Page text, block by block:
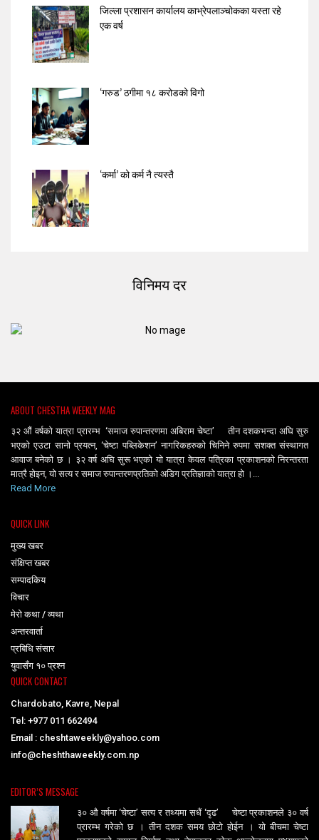
जिल्ला प्रशासन कार्यालय काभ्रेपलाञ्चोकका यस्ता रहे
एक वर्ष
‘गरुड’ ठगीमा १८ करोडको विगो
‘कर्मा’ को कर्म नै त्यस्तै
विनिमय दर
ABOUT CHESTHA WEEKLY MAG
३२ औं वर्षको यात्रा प्रारम्भ ‘समाज रुपान्तरणमा अबिराम चेष्टा’ तीन दशकभन्दा अघि सुरु
भएको एउटा सानो प्रयत्न, ‘चेष्टा पब्लिकेशन’ नागरिकहरुको चिनिने रुपमा सशक्त संस्थागत
आवाज बनेको छ । ३२ वर्ष अघि सुरू भएको यो यात्रा केवल पत्रिका प्रकाशनको निरन्तरता
मात्रै होइन, यो सत्य र समाज रुपान्तरणप्रतिको अडिग प्रतिज्ञाको यात्रा हो ।...
Read More
QUICK LINK
मुख्य खबर
संक्षिप्त खबर
सम्पादकिय
विचार
मेरो कथा / व्यथा
अन्तरवार्ता
प्रबिधि संसार
युवासँग १० प्रश्न
QUICK CONTACT
Chardobato, Kavre, Nepal
Tel: +977 011 662494
Email : cheshtaweekly@yahoo.com
info@cheshthaweekly.com.np
EDITOR’S MESSAGE
३० औ वर्षमा ‘चेष्टा’ सत्य र तथ्यमा सधैं ‘दृढ’ चेष्टा प्रकाशनले ३० वर्ष
प्रारम्भ गरेको छ । तीन दशक समय छोटो होईन । यो बीचमा चेष्टा